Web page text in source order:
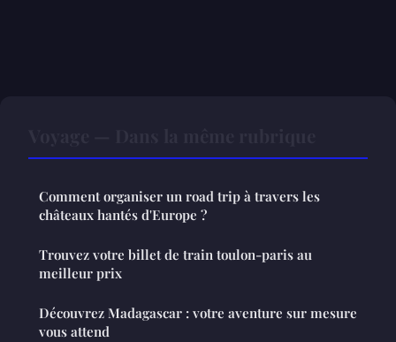
Comment organiser un road trip à travers les
châteaux hantés d'Europe ?
Trouvez votre billet de train toulon-paris au
meilleur prix
Découvrez Madagascar : votre aventure sur mesure
vous attend